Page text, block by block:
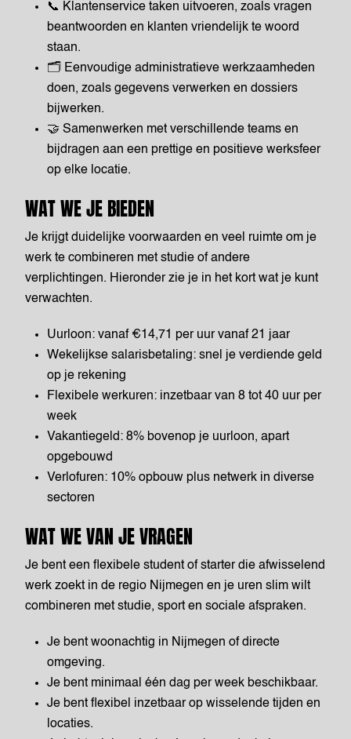
📞 Klantenservice taken uitvoeren, zoals vragen
beantwoorden en klanten vriendelijk te woord
staan.
🗂️ Eenvoudige administratieve werkzaamheden
doen, zoals gegevens verwerken en dossiers
bijwerken.
🤝 Samenwerken met verschillende teams en
bijdragen aan een prettige en positieve werksfeer
op elke locatie.
WAT WE JE BIEDEN
Je krijgt duidelijke voorwaarden en veel ruimte om je
werk te combineren met studie of andere
verplichtingen. Hieronder zie je in het kort wat je kunt
verwachten.
Uurloon: vanaf €14,71 per uur vanaf 21 jaar
Wekelijkse salarisbetaling: snel je verdiende geld
op je rekening
Flexibele werkuren: inzetbaar van 8 tot 40 uur per
week
Vakantiegeld: 8% bovenop je uurloon, apart
opgebouwd
Verlofuren: 10% opbouw plus netwerk in diverse
sectoren
WAT WE VAN JE VRAGEN
Je bent een flexibele student of starter die afwisselend
werk zoekt in de regio Nijmegen en je uren slim wilt
combineren met studie, sport en sociale afspraken.
Je bent woonachtig in Nijmegen of directe
omgeving.
Je bent minimaal één dag per week beschikbaar.
Je bent flexibel inzetbaar op wisselende tijden en
locaties.